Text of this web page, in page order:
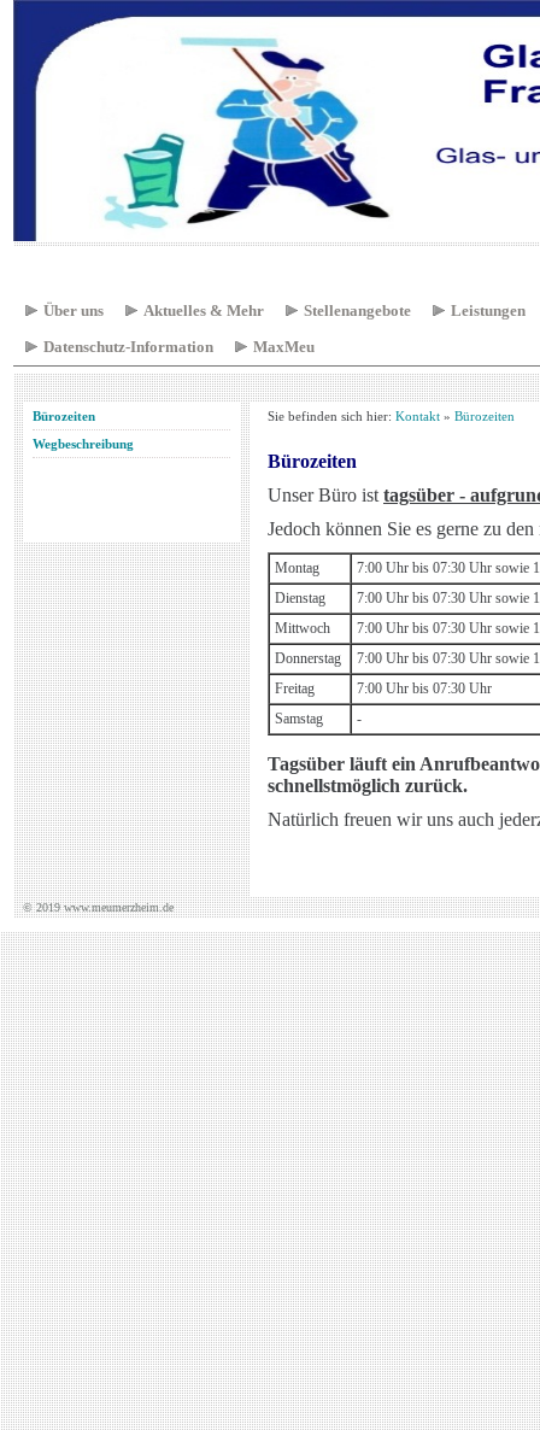
Über uns Aktuelles & Mehr Stellenangebote
Leistungen
Datenschutz-Information
MaxMeu
Bürozeiten
Wegbeschreibung
Sie befinden sich hier: Kontakt » Bürozeiten
Bürozeiten
Unser Büro ist tagsüber -
Jedoch können Sie es gerne zu
Montag
7:00 Uhr bis 07:30 Uhr sowie
Dienstag
7:00 Uhr bis 07:30 Uhr sowie
Mittwoch
7:00 Uhr bis 07:30 Uhr sowie
Donnerstag
7:00 Uhr bis 07:30 Uhr sowie
Freitag
7:00 Uhr bis 07:30 Uhr
Samstag
-
Tagsüber läuft ein
schnellstmöglich zurück.
Natürlich freuen wir uns auch
© 2019 www.meumerzheim.de